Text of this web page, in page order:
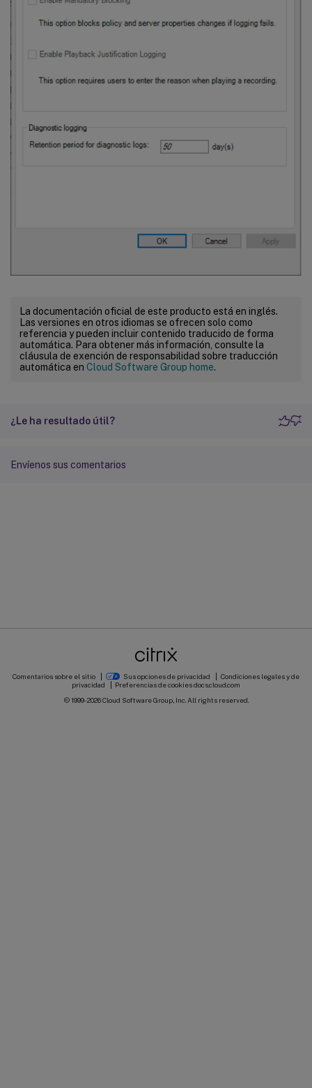
La documentación oficial de este producto está en inglés.
Las versiones en otros idiomas se ofrecen solo como
referencia y pueden incluir contenido traducido de forma
automática. Para obtener más información, consulte la
cláusula de exención de responsabilidad sobre traducción
automática en Cloud Software Group home.
¿Le ha resultado útil?
Envíenos sus comentarios
Comentarios sobre el sitio Sus opciones de privacidad
Condiciones legales y de
privacidad
Preferencias de cookiesdocs.cloud.com
© 1999-2026Cloud Software Group, Inc. All rights reserved.